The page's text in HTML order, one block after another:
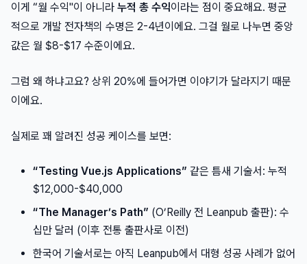
이게 “월 수익"이 아니라 누적 총 수익이라는 점이 중요해요. 평균
적으로 개발 전자책의 수명은 2-4년이에요. 그걸 월로 나누면 중앙
값은 월 $8-$17 수준이에요.
그럼 왜 하냐고요? 상위 20%에 들어가면 이야기가 달라지기 때문
이에요.
실제로 꽤 알려진 성공 케이스를 보면:
“Testing Vue.js Applications” 같은 틈새 기술서: 누적
$12,000-$40,000
“The Manager’s Path” (O’Reilly 전 Leanpub 출판): 수
십만 달러 (이후 전통 출판사로 이전)
한국어 기술서로는 아직 Leanpub에서 대형 성공 사례가 없어